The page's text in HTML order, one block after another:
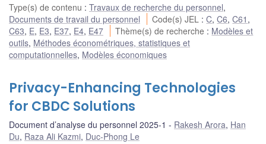
Type(s) de contenu : Travaux de recherche du personnel,
Documents de travail du personnel
Code(s) JEL :C,C6,C61 ,
C63, E, E3, E37, E4, E47 Thème(s) de recherche : Modèles et
outils, Méthodes économétriques, statistiques et
computationnelles, Modèles économiques
Privacy-Enhancing Technologies
for CBDC Solutions
Document d’analyse du personnel 2025-1 Rakesh Arora, Han
Du, Raza Ali Kazmi, Duc-Phong Le